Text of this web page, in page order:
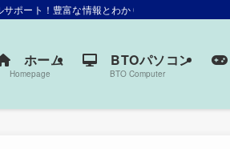
ート！豊富な情報とわかりやすい解説で、あな
ホーム
Homepage
BTOパソコン
BTO Computer